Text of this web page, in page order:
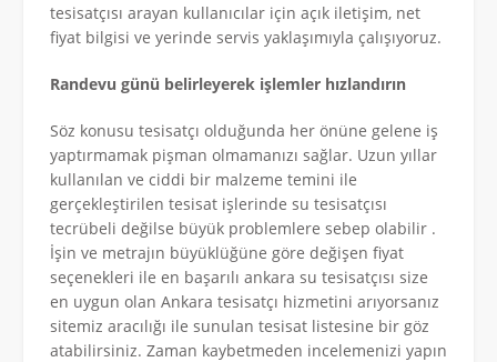
tesisatçısı arayan kullanıcılar için açık iletişim, net
fiyat bilgisi ve yerinde servis yaklaşımıyla çalışıyoruz.
Randevu günü belirleyerek işlemler hızlandırın
Söz konusu tesisatçı olduğunda her önüne gelene iş
yaptırmamak pişman olmamanızı sağlar. Uzun yıllar
kullanılan ve ciddi bir malzeme temini ile
gerçekleştirilen tesisat işlerinde su tesisatçısı
tecrübeli değilse büyük problemlere sebep olabilir .
İşin ve metrajın büyüklüğüne göre değişen fiyat
seçenekleri ile en başarılı ankara su tesisatçısı size
en uygun olan Ankara tesisatçı hizmetini arıyorsanız
sitemiz aracılığı ile sunulan tesisat listesine bir göz
atabilirsiniz. Zaman kaybetmeden incelemenizi yapın